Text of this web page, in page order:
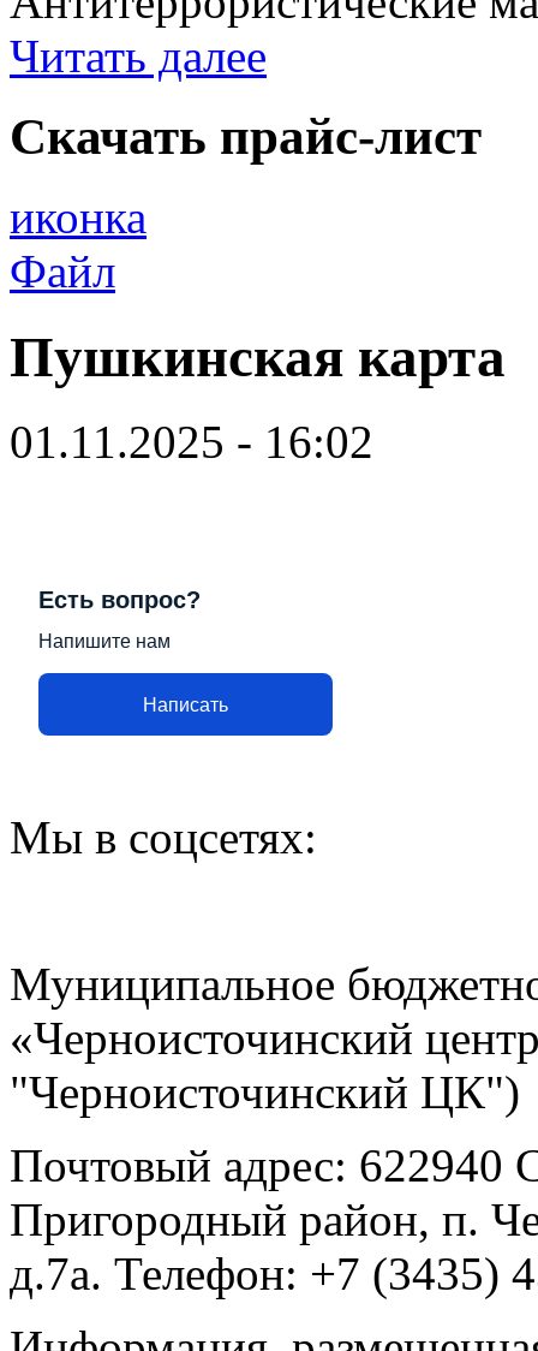
Читать далее
Скачать прайс-лист
иконка
Файл
Пушкинская карта
01.11.2025 - 16:02
Есть вопрос?
Напишите нам
Написать
Мы в соцсетях:
Муниципальное
«Черноисточинский
"Черноисточинский ЦК")
Почтовый адрес: 622940
Пригородный район, п.
д.7а. Телефон: +7 (3435)